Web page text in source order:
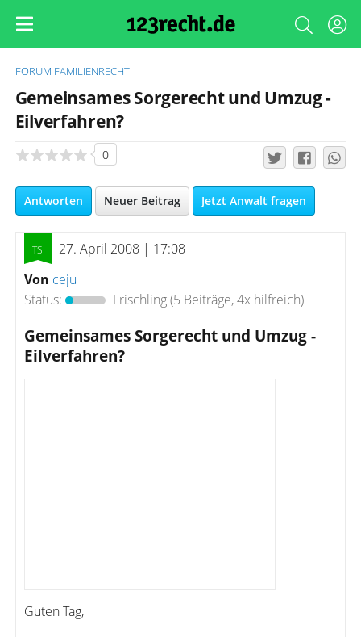
FORUM FAMILIENRECHT
Gemeinsames Sorgerecht und Umzug -
Eilverfahren?
0
Antworten Neuer Beitrag Jetzt Anwalt fragen
27. April 2008 | 17:08
Von ceju
Status:
Frischling(5 Beiträge, 4x hilfreich)
Gemeinsames Sorgerecht und Umzug -
Eilverfahren?
Guten Tag,